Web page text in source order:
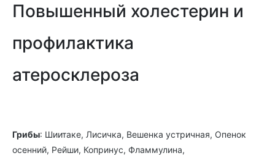
Повышенный холестерин и
профилактика
атеросклероза
Грибы: Шиитаке, Лисичка, Вешенка устричная, Опенок
осенний, Рейши, Копринус, Фламмулина,